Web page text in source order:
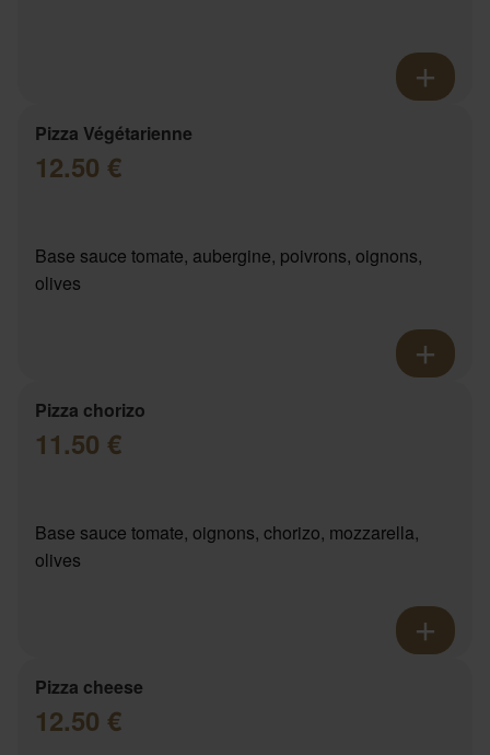
Pizza Végétarienne
12.50 €
Base sauce tomate, aubergine, poivrons, oignons,
olives
Pizza chorizo
11.50 €
Base sauce tomate, oignons, chorizo, mozzarella,
olives
Pizza cheese
12.50 €